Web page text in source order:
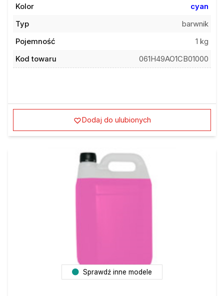
Kolor
cyan
Typ
barwnik
Pojemność
1 kg
Kod towaru
061H49AO1CB01000
Dodaj do ulubionych
Sprawdź inne modele